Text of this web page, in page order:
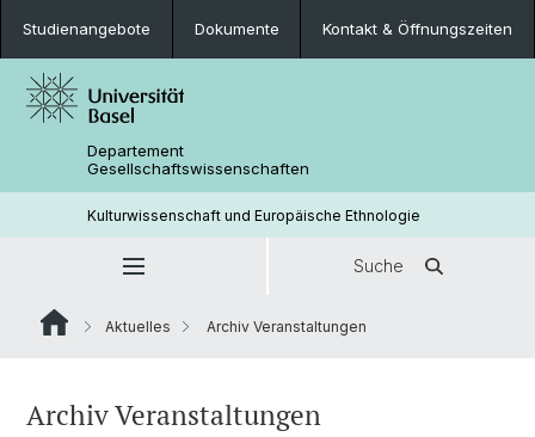
Studienangebote Dokumente Kontakt & Öffnungszeiten
Departement
Gesellschaftswissenschaften
Kulturwissenschaft und Europäische Ethnologie
Suche
Aktuelles Archiv Veranstaltungen
Archiv Veranstaltungen